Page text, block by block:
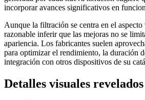
incorporar avances significativos en
Aunque la filtración se centra en el
razonable inferir que las mejoras no se
apariencia. Los fabricantes suelen
para optimizar el rendimiento, la duración
integración con otros dispositivos de su
Detalles visuales revelados